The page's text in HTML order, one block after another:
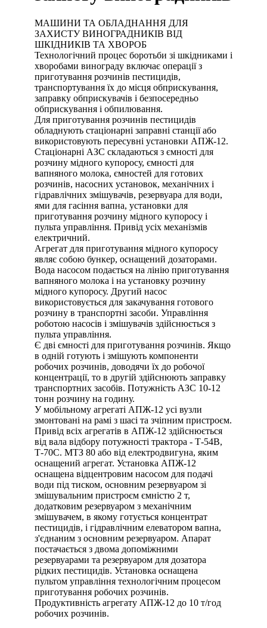
МАШИНИ ТА ОБЛАДНАННЯ ДЛЯ
ЗАХИСТУ ВИНОГРАДНИКІВ ВІД
ШКІДНИКІВ ТА ХВОРОБ
Технологічний процес боротьби зі шкідниками і
хворобами винограду включає операції з
приготування розчинів пестицидів,
транспортування їх до місця обприскування,
заправку обприскувачів і безпосередньо
обприскування і обпилювання.
Для приготування розчинів пестицидів
обладнують стаціонарні заправні станції або
використовують пересувні установки АПЖ-12.
Стаціонарні АЗС складаються з ємності для
розчину мідного купоросу, ємності для
вапняного молока, ємностей для готових
розчинів, насосних установок, механічних і
гідравлічних змішувачів, резервуара для води,
ями для гасіння вапна, установки для
приготування розчину мідного купоросу і
пульта управління. Привід усіх механізмів
електричний.
Агрегат для приготування мідного купоросу
являє собою бункер, оснащений дозаторами.
Вода насосом подається на лінію приготування
вапняного молока і на установку розчину
мідного купоросу. Другий насос
використовується для закачування готового
розчину в транспортні засоби. Управління
роботою насосів і змішувачів здійснюється з
пульта управління.
Є дві ємності для приготування розчинів. Якщо
в одній готують і змішують компоненти
робочих розчинів, доводячи їх до робочої
концентрації, то в другій здійснюють заправку
транспортних засобів. Потужність АЗС 10-12
тонн розчину на годину.
У мобільному агрегаті АПЖ-12 усі вузли
змонтовані на рамі з шасі та зчіпним пристроєм.
Привід всіх агрегатів в АПЖ-12 здійснюється
від вала відбору потужності трактора - Т-54В,
Т-70С. МТЗ 80 або від електродвигуна, яким
оснащений агрегат. Установка АПЖ-12
оснащена відцентровим насосом для подачі
води під тиском, основним резервуаром зі
змішувальним пристроєм ємністю 2 т,
додатковим резервуаром з механічним
змішувачем, в якому готується концентрат
пестицидів, і гідравлічним елеватором вапна,
з'єднаним з основним резервуаром. Апарат
постачається з двома допоміжними
резервуарами та резервуаром для дозатора
рідких пестицидів. Установка оснащена
пультом управління технологічним процесом
приготування робочих розчинів.
Продуктивність агрегату АПЖ-12 до 10 т/год
робочих розчинів.